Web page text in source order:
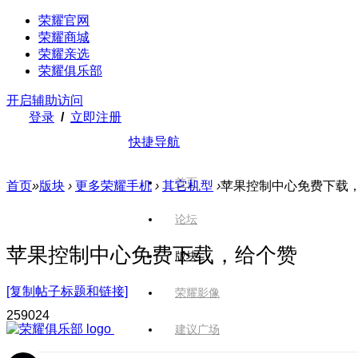
荣耀官网
荣耀商城
荣耀亲选
荣耀俱乐部
开启辅助访问
登录 / 立即注册
快捷导航
首页
论坛
版块
荣耀影像
建议广场
首页»版块 › 更多荣耀手机 › 其它机型 ›苹果控制中心免费下载
苹果控制中心免费下载，给个赞
[复制帖子标题和链接]
259024